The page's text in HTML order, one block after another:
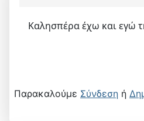
Καλησπέρα έχω και εγώ
Παρακαλούμε Σύνδεση ή